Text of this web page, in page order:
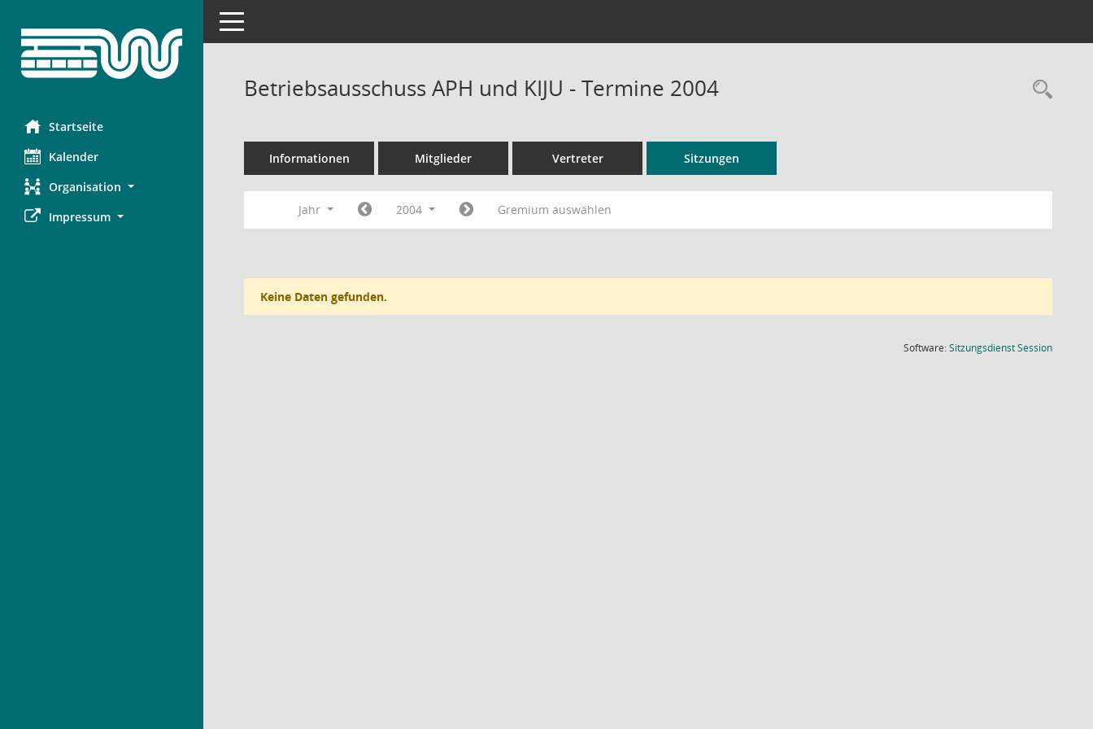
Startseite
Kalender
Organisation
Impressum
Toggle navigation
Betriebsausschuss APH und KIJU - Termine 2004
Informationen Mitglieder Vertreter Sitzungen
Jahr 2004 Gremium auswählen
Keine Daten gefunden.
Software:SitzungsdienstSession(Wird in